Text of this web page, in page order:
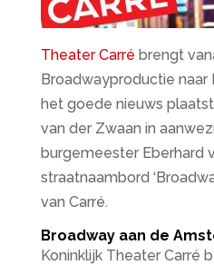
Theater Carré brengt
Broadwayproductie naar
het goede nieuws
van der Zwaan in
burgemeester Eberhard
straatnaambord
van Carré.
Broadway aan de
Koninklijk Theater Carré